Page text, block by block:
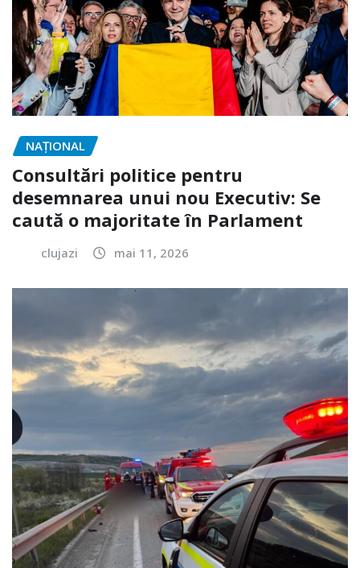
NAŢIONAL
Consultări politice pentru
desemnarea unui nou Executiv: Se
caută o majoritate în Parlament
clujazi mai 11, 2026